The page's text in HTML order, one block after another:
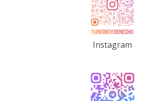
Instagram